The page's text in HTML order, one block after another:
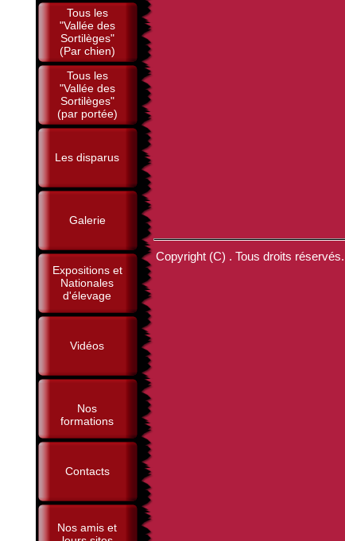
Tous les
"Vallée des
Sortilèges"
(Par chien)
Tous les
"Vallée des
Sortilèges"
(par portée)
Les disparus
Galerie
Expositions et
Nationales
d'élevage
Vidéos
Nos
formations
Contacts
Nos amis et
Copyright (C) . Tous droits réservés.